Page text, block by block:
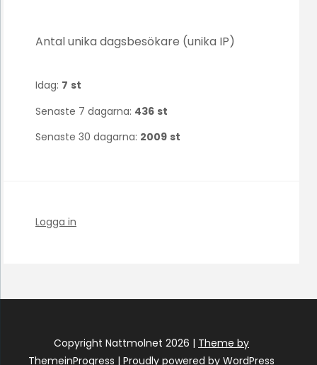
Antal unika dagsbesökare (unika IP)
Idag: 7 st
Senaste 7 dagarna: 436 st
Senaste 30 dagarna: 2009 st
Logga in
Copyright Nattmolnet 2026 | Theme by
ThemeinProgress | Proudly powered by WordPress